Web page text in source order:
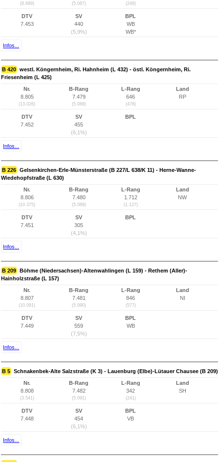
(8.689) (5.087) (249)
DTV
7.453
SV
440
(5,9%)
BPL
WB
WB*
Infos...
B 420 westl. Köngernheim, Ri. Hahnheim (L 432) - östl. Köngernheim, Ri.
Friesenheim (L 425)
Nr.
8.805
(13.026)
B-Rang
7.479
(5.088)
L-Rang
646
(478)
Land
RP
DTV
7.452
SV
455
(6,1%)
BPL
Infos...
B 226 Gelsenkirchen-Erle-Münsterstraße (B 227/L 638/K 11) - Herne-Wanne-
Wiedehopfstraße (L 630)
Nr.
8.806
(10.375)
B-Rang
7.480
(5.089)
L-Rang
1.712
(1.127)
Land
NW
DTV
7.451
SV
305
(4,1%)
BPL
Infos...
B 209 Böhme (Niedersachsen)-Altenwahlingen (L 159) - Rethem (Aller)-
Hainholzstraße (L 157)
Nr.
8.807
(10.091)
B-Rang
7.481
(5.090)
L-Rang
846
(577)
Land
NI
DTV
7.449
SV
559
(7,5%)
BPL
WB
Infos...
B 5 Schnakenbek-Alte Salzstraße (K 3) - Lauenburg (Elbe)-Lütauer Chausee (B 209)
Nr.
8.808
(3.541)
B-Rang
7.482
(5.091)
L-Rang
342
(241)
Land
SH
DTV
7.448
SV
454
(6,1%)
BPL
VB
Infos...